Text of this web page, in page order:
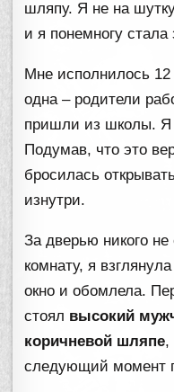
шляпу. Я не на
и я понемногу
Мне исполнилось
одна – родители
пришли из школы. Я
Подумав, что это
бросилась
изнутри.
За дверью никого
комнату, я
окно и обомлела.
стоял высокий
коричневой шляпе,
следующий момент